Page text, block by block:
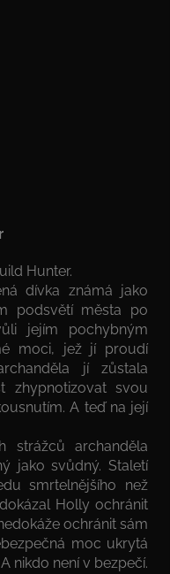
Hunter.
dívka známá jako
podsvětí města po
jejím pochybným
moci, jež jí proudí
jí zůstala
zhypnotizovat svou
A teď na její
strážců archanděla
jako svůdný. Staletí
smrtelnějšího než
Holly ochránit
ochránit sám
moc ukrytá
nikdo není v bezpečí.